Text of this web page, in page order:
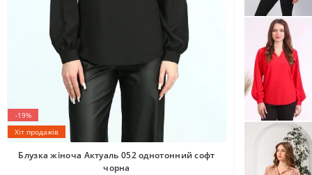
-19%
Хіт продажів
Блузка жіноча Актуаль 052 однотонний софт
чорна